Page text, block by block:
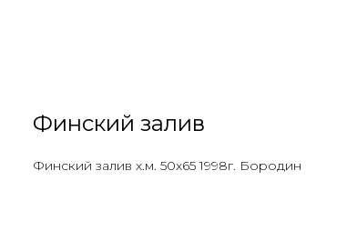
Финский залив
Финский залив х.м. 50х65 1998г. Бородин